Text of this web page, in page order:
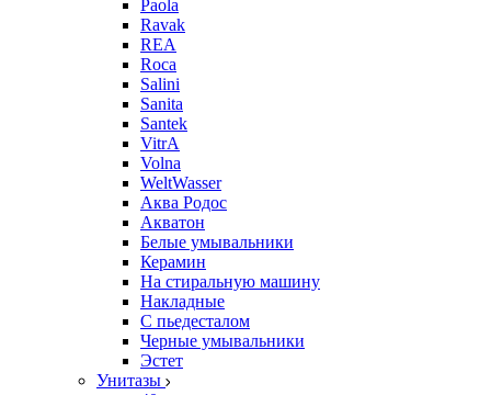
Paola
Ravak
REA
Roca
Salini
Sanita
Santek
VitrA
Volna
WeltWasser
Аква Родос
Акватон
Белые умывальники
Керамин
На стиральную машину
Накладные
С пьедесталом
Черные умывальники
Эстет
Унитазы